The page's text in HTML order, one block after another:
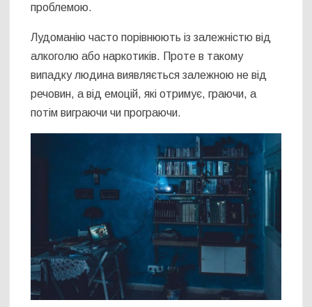
проблемою.
Лудоманію часто порівнюють із залежністю від
алкоголю або наркотиків. Проте в такому
випадку людина виявляється залежною не від
речовин, а від емоцій, які отримує, граючи, а
потім виграючи чи програючи.